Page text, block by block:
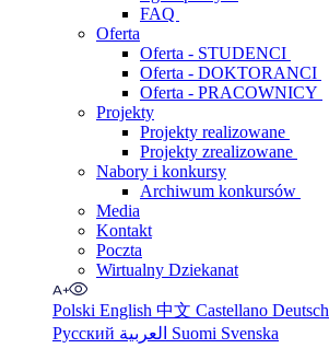
FAQ
Oferta
Oferta - STUDENCI
Oferta - DOKTORANCI
Oferta - PRACOWNICY
Projekty
Projekty realizowane
Projekty zrealizowane
Nabory i konkursy
Archiwum konkursów
Media
Kontakt
Poczta
Wirtualny Dziekanat
Polski English 中文 Castellano Deutsch
Русский
Suomi Svenska